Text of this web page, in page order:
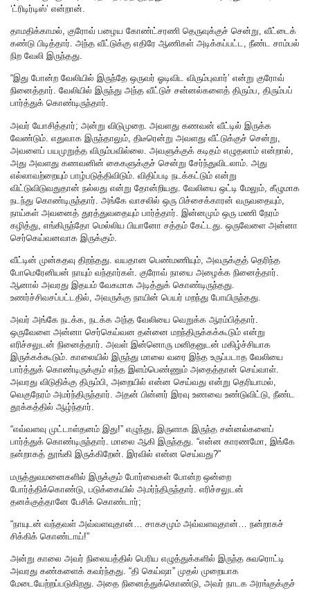
‘ட்ரிடிர்டிஸ்’ என்றான்.
தாமதிக்காமல், குரோவ் பழைய கோண்ட்சரணி தெருவுக்குச் சென்று, வீட்டைக்
கண்டு பிடித்தார். அந்த வீட்டுக்கு எதிரே ஆணிகள் அடிக்கப்பட்ட, நீண்ட சாம்பல்
நிற வேலி இருந்தது.
“இது போன்ற வேலியில் இருந்தே ஒருவர் ஓடிவிட விரும்புவார்’ என்று குரோவ்
நினைத்தார். வேலியில் இருந்து அந்த வீட்டுச் சன்னல்களைத் திரும்ப, திரும்பப்
பார்த்துக் கொண்டிருந்தார்.
அவர் யோசித்தார்; அன்று விடுமுறை. அவளது கணவன் வீட்டில் இருக்க
வேண்டும். எதுவாக இருந்தாலும், திடீரென்று அவளது வீட்டுக்குச் சென்று,
அவளைப் பயமுறுத்த விரும்பவில்லை. அவளுக்குக் கடிதம் எழுதலாம் என்றால்,
அது அவளது கணவனின் கைகளுக்குச் சென்று சேர்ந்துவிடலாம். அது
எல்லாவற்றையும் பாழ்படுத்திவிடும். விதிப்படி நடக்கட்டும் என்று
விட்டுவிடுவதுதான் நல்லது என்று தோன்றியது. வேலியை ஒட்டி மேலும், கீழுமாக
நடந்து கொண்டிருந்தார். அங்கே வாசலில் ஒரு பிச்சைக்காரன் வருவதையும்,
நாய்கள் அவனைத் துரத்துவதையும் பார்த்தார். இன்னமும் ஒரு மணி நேரம்
கழித்து, எங்கிருந்தோ மெல்லிய பியானோ சத்தம் கேட்டது. ஒருவேளை அன்னா
செர்கெய்வனவாக இருக்கும்.
வீட்டின் முன்கதவு திறந்தது. வயதான பெண்மணியும், அவருக்குத் தெரிந்த
போமெரேனியன் நாயும் வந்தார்கள். குரோவ் நாயை அழைக்க நினைத்தார்.
ஆனால் அவரது இதயம் வேகமாக அடித்துக் கொண்டிருந்தது.
உணர்ச்சிவசப்பட்டதில், அவருக்கு நாயின் பெயர் மறந்து போயிருந்தது.
அவர் அங்கே நடக்க, நடக்க அந்த வேலியை வெறுக்க ஆரம்பித்தார்.
ஒருவேளை அன்னா செர்கெய்வன தன்னை மறந்திருக்கக்கூடும் என்று
எரிச்சலுடன் நினைத்தார். அவள் இன்னொரு மனிதனுடன் மகிழ்ச்சியாக
இருக்கக்கூடும். காலையில் இருந்து மாலை வரை இந்த உருப்படாத வேலியை
பார்த்துக் கொண்டிருக்கும் எந்த இளம்பெண்ணும் அதைத்தான் செய்வாள்.
அவரது விடுதிக்கு திரும்பி, அறையில் என்ன செய்வது என்று தெரியாமல்,
வெகுநேரம் அமர்ந்திருந்தார். அதன் பின்னர் இரவு உணவை உண்டுவிட்டு, நீண்ட
தூக்கத்தில் ஆழ்ந்தார்.
“எவ்வளவு முட்டாள்தனம் இது!” எழுந்து, இருளாக இருந்த சன்னல்களைப்
பார்த்துக் கொண்டிருந்தார். மாலை ஆகி இருந்தது. “என்ன காரணமோ, இங்கே
நன்றாகத் தூங்கி இருக்கிறேன். இரவில் என்ன செய்வது?”
மருத்துவமனைகளில் இருக்கும் போர்வைகள் போன்ற ஒன்றை
போர்த்திக்கொண்டு, படுக்கையில் அமர்ந்திருந்தார். எரிச்சலுடன்
தனக்குத்தானே பேசிக் கொண்டார்;
“நாயுடன் வந்தவள் அவ்வளவுதான்… சாகசமும் அவ்வளவுதான்… நன்றாகச்
சிக்கிக் கொண்டாய்!”
அன்று காலை அவர் நிலையத்தில் பெரிய எழுத்துக்களில் இருந்த சுவரொட்டி
அவரது கண்களைக் கவர்ந்தது. “தி கெய்ஷா” முதல் முறையாக
மேடையேற்றப்படுகிறது. அதை நினைத்துக்கொண்டு, அவர் நாடக அரங்குக்குச்